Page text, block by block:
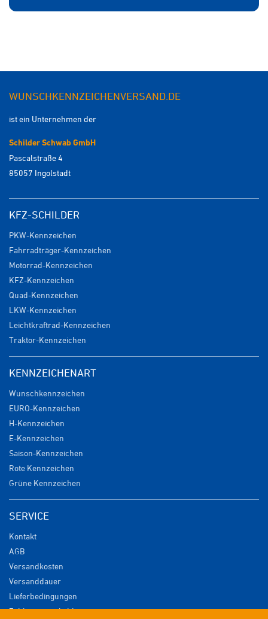
WUNSCHKENNZEICHENVERSAND.DE
ist ein Unternehmen der
Schilder Schwab GmbH
Pascalstraße 4
85057 Ingolstadt
KFZ-SCHILDER
PKW-Kennzeichen
Fahrradträger-Kennzeichen
Motorrad-Kennzeichen
KFZ-Kennzeichen
Quad-Kennzeichen
LKW-Kennzeichen
Leichtkraftrad-Kennzeichen
Traktor-Kennzeichen
KENNZEICHENART
Wunschkennzeichen
EURO-Kennzeichen
H-Kennzeichen
E-Kennzeichen
Saison-Kennzeichen
Rote Kennzeichen
Grüne Kennzeichen
SERVICE
Kontakt
AGB
Versandkosten
Versanddauer
Lieferbedingungen
Zahlungsmöglichkeiten